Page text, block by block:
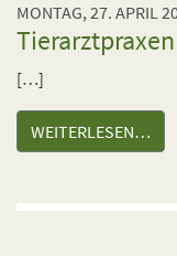
MONTAG, 27. APRIL
[…]
WEITERLESEN…